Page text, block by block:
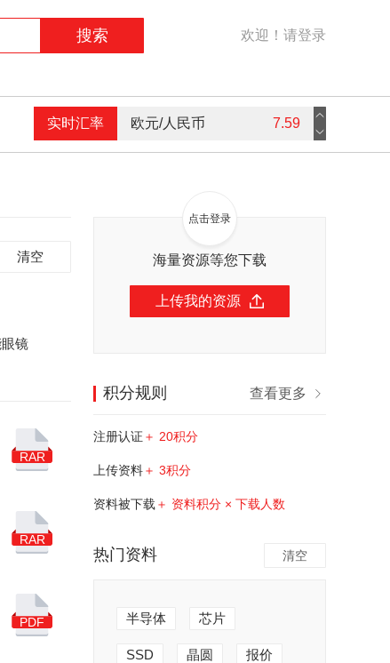
搜索 欢迎！请登录
实时汇率 欧元/人民币 7.59
美元/人民币 7.3
英镑/人民币
清空
镜
RAR
RAR
PDF
点击登录
海量资源等您下载
上传我的资源
积分规则 查看更多
注册认证 ＋ 20积分
上传资料＋ 3积分
资料被下载 ＋ 资料积分 × 下载人数
热门资料 清空
半导体 芯片
SSD 晶圆 报价